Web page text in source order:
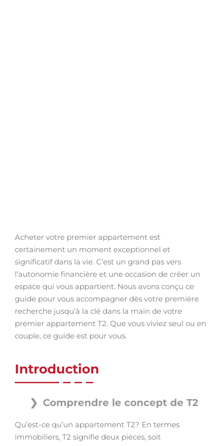
Acheter votre premier appartement est
certainement un moment exceptionnel et
significatif dans la vie. C’est un grand pas vers
l’autonomie financière et une occasion de créer un
espace qui vous appartient. Nous avons conçu ce
guide pour vous accompagner dès votre première
recherche jusqu’à la clé dans la main de votre
premier appartement T2. Que vous viviez seul ou en
couple, ce guide est pour vous.
Introduction
Comprendre le concept de T2
Qu’est-ce qu’un appartement T2? En termes
immobiliers, T2 signifie deux pièces, soit